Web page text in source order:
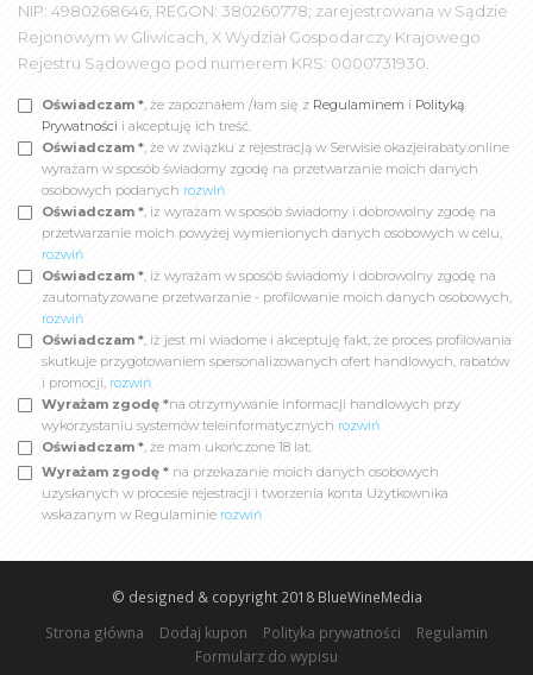
NIP: 4980268646, REGON: 380260778; zarejestrowana w Sądzie
Rejonowym w Gliwicach, X Wydział Gospodarczy Krajowego
Rejestru Sądowego pod numerem KRS: 0000731930.
Oświadczam *, że zapoznałem /łam się z Regulaminem i Polityką
Prywatności i akceptuję ich treść.
Oświadczam *, że w związku z rejestracją w Serwisie okazjeirabaty.online
wyrażam w sposób świadomy zgodę na przetwarzanie moich danych
osobowych podanych rozwiń
Oświadczam *, iż wyrażam w sposób świadomy i dobrowolny zgodę na
przetwarzanie moich powyżej wymienionych danych osobowych w celu,
rozwiń
Oświadczam *, iż wyrażam w sposób świadomy i dobrowolny zgodę na
zautomatyzowane przetwarzanie - profilowanie moich danych osobowych,
rozwiń
Oświadczam *, iż jest mi wiadome i akceptuję fakt, że proces profilowania
skutkuje przygotowaniem spersonalizowanych ofert handlowych, rabatów
i promocji, rozwiń
Wyrażam zgodę *na otrzymywanie informacji handlowych przy
wykorzystaniu systemów teleinformatycznych rozwiń
Oświadczam *, że mam ukończone 18 lat.
Wyrażam zgodę * na przekazanie moich danych osobowych
uzyskanych w procesie rejestracji i tworzenia konta Użytkownika
wskazanym w Regulaminie rozwiń
© designed & copyright 2018 BlueWineMedia
Strona główna
Dodaj kupon Polityka prywatności
Regulamin
Formularz do wypisu